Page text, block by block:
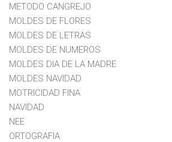
METODO CANGREJO
MOLDES DE FLORES
MOLDES DE LETRAS
MOLDES DE NUMEROS
MOLDES DIA DE LA MADRE
MOLDES NAVIDAD
MOTRICIDAD FINA
NAVIDAD
NEE
ORTOGRAFIA